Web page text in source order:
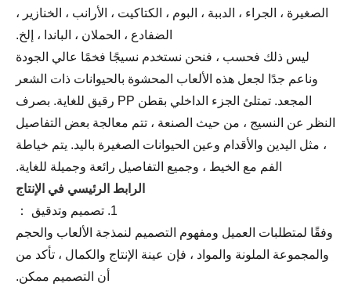
الصغيرة ، الجراء ، الدببة ، البوم ، الكتاكيت ، الأرانب ، الخنازير ،
الضفادع ، الحملان ، الباندا ، إلخ.
ليس ذلك فحسب ، فنحن نستخدم نسيجًا فخمًا عالي الجودة
وناعم جدًا لجعل هذه الألعاب المحشوة بالحيوانات ذات الشعر
المجعد. تمتلئ الجزء الداخلي بقطن PP رقيق للغاية. بصرف
النظر عن النسيج ، من حيث الصنعة ، تتم معالجة بعض التفاصيل
، مثل اليدين والأقدام وعين الحيوانات الصغيرة باليد. يتم خياطة
الفم مع الخيط ، وجميع التفاصيل رائعة وجميلة للغاية.
الرابط الرئيسي في الإنتاج
1. تصميم وتدقيق ：
وفقًا لمتطلبات العميل ومفهوم التصميم لنمذجة الألعاب والحجم
والمجموعة الملونة والمواد ، فإن عينة الإنتاج والكمال ، تأكد من
أن التصميم ممكن.